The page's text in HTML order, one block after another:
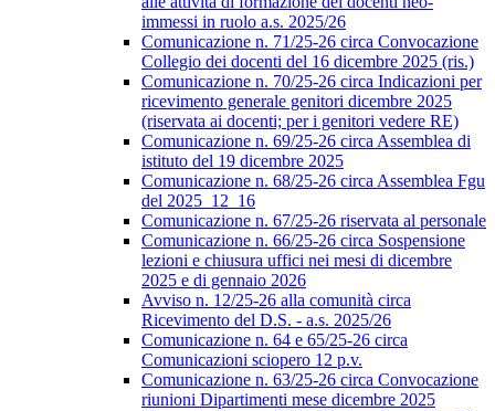
immessi in ruolo a.s. 2025/26
Comunicazione n. 71/25-26 circa Convocazione
Collegio dei docenti del 16 dicembre 2025 (ris.)
Comunicazione n. 70/25-26 circa Indicazioni per
ricevimento generale genitori dicembre 2025
(riservata ai docenti; per i genitori vedere RE)
Comunicazione n. 69/25-26 circa Assemblea di
istituto del 19 dicembre 2025
Comunicazione n. 68/25-26 circa Assemblea Fgu
del 2025_12_16
Comunicazione n. 67/25-26 riservata al personale
Comunicazione n. 66/25-26 circa Sospensione
lezioni e chiusura uffici nei mesi di dicembre
2025 e di gennaio 2026
Avviso n. 12/25-26 alla comunità circa
Ricevimento del D.S. - a.s. 2025/26
Comunicazione n. 64 e 65/25-26 circa
Comunicazioni sciopero 12 p.v.
Comunicazione n. 63/25-26 circa Convocazione
riunioni Dipartimenti mese dicembre 2025